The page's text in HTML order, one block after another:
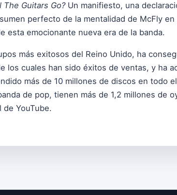
The Guitars Go?Un manifiesto, una
perfecto de la mentalidad de McFly
esta emocionante nueva era de la banda.
más exitosos del Reino Unido, ha
los cuales han sido éxitos de ventas, y ha
más de 10 millones de discos en todo
de pop, tienen más de 1,2 millones de
de YouTube.